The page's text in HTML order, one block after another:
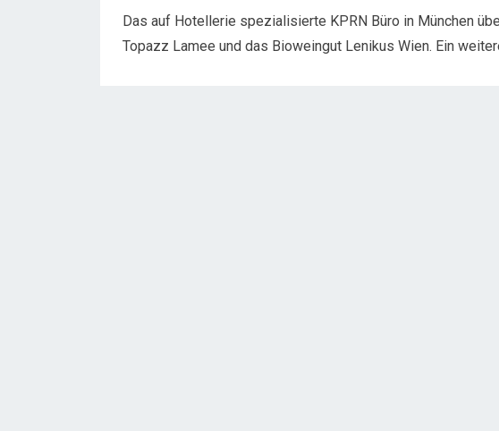
Das auf Hotellerie spezialisierte KPRN Büro in München
Topazz Lamee und das Bioweingut Lenikus Wien. Ein